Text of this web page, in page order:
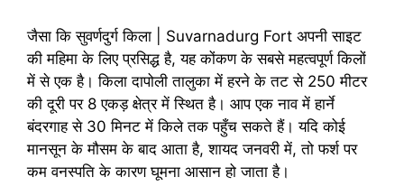
जैसा कि सुवर्णदुर्ग किला | Suvarnadurg Fort अपनी साइट
की महिमा के लिए प्रसिद्ध है, यह कोंकण के सबसे महत्वपूर्ण किलों
में से एक है। किला दापोली तालुका में हरने के तट से 250 मीटर
की दूरी पर 8 एकड़ क्षेत्र में स्थित है। आप एक नाव में हार्ने
बंदरगाह से 30 मिनट में किले तक पहुँच सकते हैं। यदि कोई
मानसून के मौसम के बाद आता है, शायद जनवरी में, तो फर्श पर
कम वनस्पति के कारण घूमना आसान हो जाता है।